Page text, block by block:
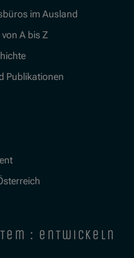
im Ausland
A bis Z
Publikationen
: entwickeln